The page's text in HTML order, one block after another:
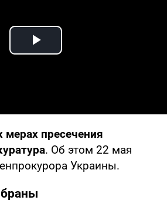
Play Video
мерах пресечения
. Об этом 22 мая
Украины.